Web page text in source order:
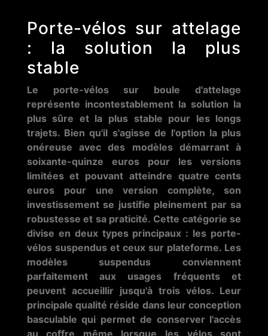
Porte-vélos sur attelage
: la solution la plus
stable
Le porte-vélos sur boule d'attelage
représente incontestablement la solution la
plus sûre et la plus stable pour les longs
trajets. Bien qu'il s'agisse de l'option la plus
onéreuse avec des modèles démarrant à
soixante-quinze euros pour les versions
limitées et pouvant atteindre quatre cents
euros pour une version complète, son
investissement se justifie pleinement par sa
robustesse et sa praticité. Cette catégorie se
divise en deux types principaux : les porte-
vélos suspendus et ceux sur plateforme. Les
modèles suspendus conviennent
parfaitement aux usages fréquents et
peuvent accueillir jusqu'à trois vélos. Leur
principale qualité réside dans leur conception
basculable qui permet de conserver l'accès
au coffre même lorsque les vélos sont